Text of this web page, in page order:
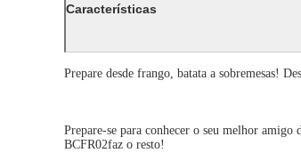
Características
Prepare desde frango, batata a sobremesas!
Prepare-se para conhecer o seu melhor
BCFR02faz o resto!